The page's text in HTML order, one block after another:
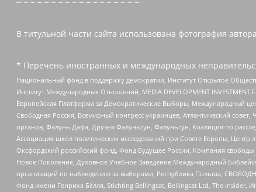
В титульной части сайта использована фотография
* Перечень иностранных и международных
Национальный фонд в поддержку демократии, Институт Открытое
Институт Международных Отношений, MEDIA DEVELOPMENT
Европейская Платформа за Демократические Выборы, Международный
Свободная Россия, Всемирный конгресс украинцев, Атлантический
органов, Фалунь Дафа, Друзья Фалуньгун, Фалуньгун, Коалиция по
Ассоциация школ политических исследований при Совете Европы,
Оксфордский российский фонд, Фонд Будущее России, Компания
Новое Поколение, Духовное Учебное Заведение Международный
организаций по наблюдению за выборами, Республика Польша,
Фонд имени Генриха Бёлля, Stichting Bellingcat, Bellingcat Ltd, The Insider,